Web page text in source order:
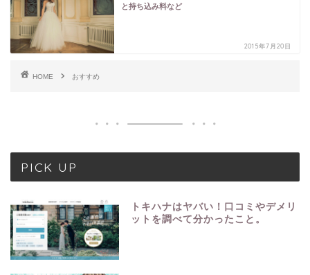
と持ち込み料など
2015年7月20日
HOME おすすめ
PICK UP
トキハナはヤバい！口コミやデメリ
ットを調べて分かったこと。